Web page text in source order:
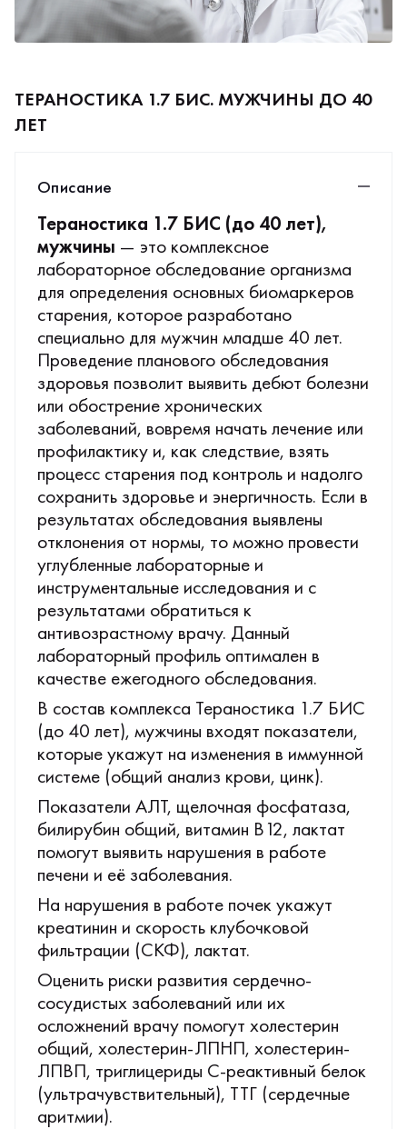
ТЕРАНОСТИКА 1.7 БИС. МУЖЧИНЫ ДО 40
ЛЕТ
Описание
Тераностика 1.7 БИС (до 40 лет),
мужчины — это комплексное
лабораторное обследование организма
для определения основных биомаркеров
старения, которое разработано
специально для мужчин младше 40 лет.
Проведение планового обследования
здоровья позволит выявить дебют болезни
или обострение хронических
заболеваний, вовремя начать лечение или
профилактику и, как следствие, взять
процесс старения под контроль и надолго
сохранить здоровье и энергичность. Если в
результатах обследования выявлены
отклонения от нормы, то можно провести
углубленные лабораторные и
инструментальные исследования и с
результатами обратиться к
антивозрастному врачу. Данный
лабораторный профиль оптимален в
качестве ежегодного обследования.
В состав комплекса Тераностика 1.7 БИС
(до 40 лет), мужчины входят показатели,
которые укажут на изменения в иммунной
системе (общий анализ крови, цинк).
Показатели АЛТ, щелочная фосфатаза,
билирубин общий, витамин В12, лактат
помогут выявить нарушения в работе
печени и её заболевания.
На нарушения в работе почек укажут
креатинин и скорость клубочковой
фильтрации (СКФ), лактат.
Оценить риски развития сердечно-
сосудистых заболеваний или их
осложнений врачу помогут холестерин
общий, холестерин-ЛПНП, холестерин-
ЛПВП, триглицериды С-реактивный белок
(ультрачувствительный), ТТГ (сердечные
аритмии).